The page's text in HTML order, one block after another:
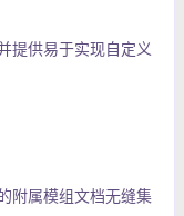
提供易于实现自定义
附属模组文档无缝集